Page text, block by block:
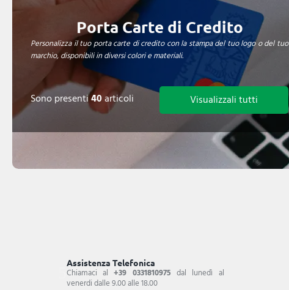
Porta Carte di Credito
Personalizza il tuo porta carte di credito con la stampa del tuo logo o del tuo
marchio, disponibili in diversi colori e materiali.
Sono presenti40articoli Visualizzali tutti
Assistenza Telefonica
Chiamaci al+39 0331810975 dal lunedì al
venerdi dalle 9.00 alle 18.00